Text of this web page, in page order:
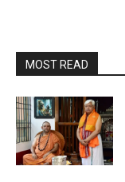
MOST READ